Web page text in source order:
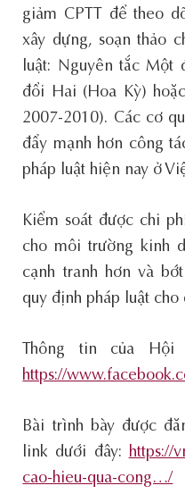
giảm CPTT để theo
xây dựng, soạn thảo
luật: Nguyên tắc Một
đổi Hai (Hoa Kỳ)
2007-2010). Các cơ
đẩy mạnh hơn công
pháp luật hiện nay ở
Kiểm soát được chi
cho môi trường kinh
cạnh tranh hơn và
quy định pháp luật cho
Thông tin của
https://
Bài trình bày được
link dưới đây: https://
cao-hieu-qua-cong…/